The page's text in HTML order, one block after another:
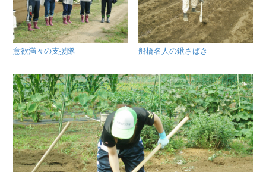
意欲満々の支援隊 船橋名人の鍬さばき